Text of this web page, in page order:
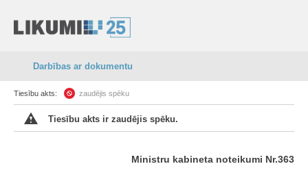
Darbības ar dokumentu
Tiesību akts: zaudējis spēku
Tiesību akts ir zaudējis spēku.
Ministru kabineta noteikumi Nr.363